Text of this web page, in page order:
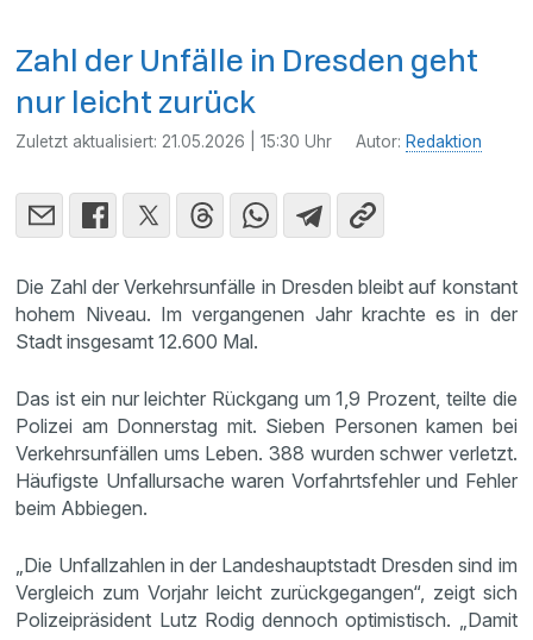
Zahl der Unfälle in Dresden geht
nur leicht zurück
Zuletzt aktualisiert: 21.05.2026 | 15:30 Uhr Autor: Redaktion
Die Zahl der Verkehrsunfälle in Dresden bleibt auf konstant
hohem Niveau. Im vergangenen Jahr krachte es in der
Stadt insgesamt 12.600 Mal.
Das ist ein nur leichter Rückgang um 1,9 Prozent, teilte die
Polizei am Donnerstag mit. Sieben Personen kamen bei
Verkehrsunfällen ums Leben. 388 wurden schwer verletzt.
Häufigste Unfallursache waren Vorfahrtsfehler und Fehler
beim Abbiegen.
„Die Unfallzahlen in der Landeshauptstadt Dresden sind im
Vergleich zum Vorjahr leicht zurückgegangen“, zeigt sich
Polizeipräsident Lutz Rodig dennoch optimistisch. „Damit